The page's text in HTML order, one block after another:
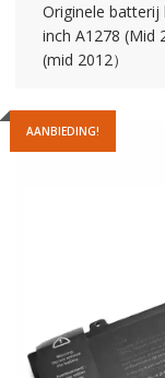
Originele
inch A1278 (Mid
(mid 2012）
AANBIEDING!